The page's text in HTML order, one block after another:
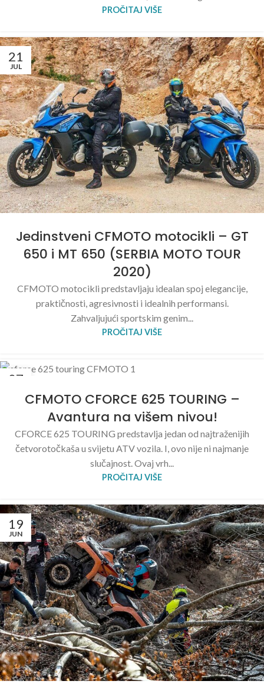
PROČITAJ VIŠE
21
JUL
Jedinstveni CFMOTO motocikli – GT
650 i MT 650 (SERBIA MOTO TOUR
2020)
CFMOTO motocikli predstavljaju idealan spoj elegancije,
praktičnosti, agresivnosti i idealnih performansi.
Zahvaljujući sportskim genim...
PROČITAJ VIŠE
07
CFMOTO CFORCE 625 TOURING –
Avantura na višem nivou!
CFORCE 625 TOURING predstavlja jedan od najtraženijih
četvorotočkaša u svijetu ATV vozila. I, ovo nije ni najmanje
slučajnost. Ovaj vrh...
PROČITAJ VIŠE
19
JUN